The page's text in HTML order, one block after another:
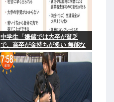
中学生「嫌儲では大卒が貧乏
で、高卒が金持ちが多い 無能な
大卒の集まりw」エックスで一万
いいね